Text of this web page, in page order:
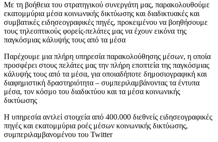
Με τη βοήθεια του στρατηγικού συνεργάτη μας, παρακολουθούμε
εκατομμύρια μέσα κοινωνικής δικτύωσης και διαδικτυακές και
συμβατικές ειδησεογραφικές πηγές, προκειμένου να βοηθήσουμε
τους τηλεοπτικούς φορείς-πελάτες μας να έχουν εικόνα της
παγκόσμιας κάλυψής τους από τα μέσα
Παρέχουμε μια πλήρη υπηρεσία παρακολούθησης μέσων, η οποία
προσφέρει στους πελάτες μας την πλήρη εποπτεία της παγκόσμιας
κάλυψής τους από τα μέσα, για οποιαδήποτε δημοσιογραφική και
διαφημιστική δραστηριότητα – συμπεριλαμβάνοντας τα έντυπα
μέσα, τον κόσμο του διαδικτύου και τα μέσα κοινωνικής
δικτύωσης
Η υπηρεσία αντλεί στοιχεία από 400.000 διεθνείς ειδησεογραφικές
πηγές και εκατομμύρια ροές μέσων κοινωνικής δικτύωσης,
συμπεριλαμβανομένου του Twitter